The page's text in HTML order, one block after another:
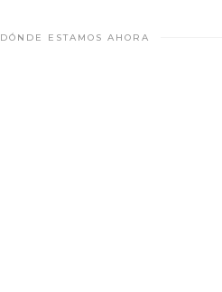
DÓNDE ESTAMOS AHORA